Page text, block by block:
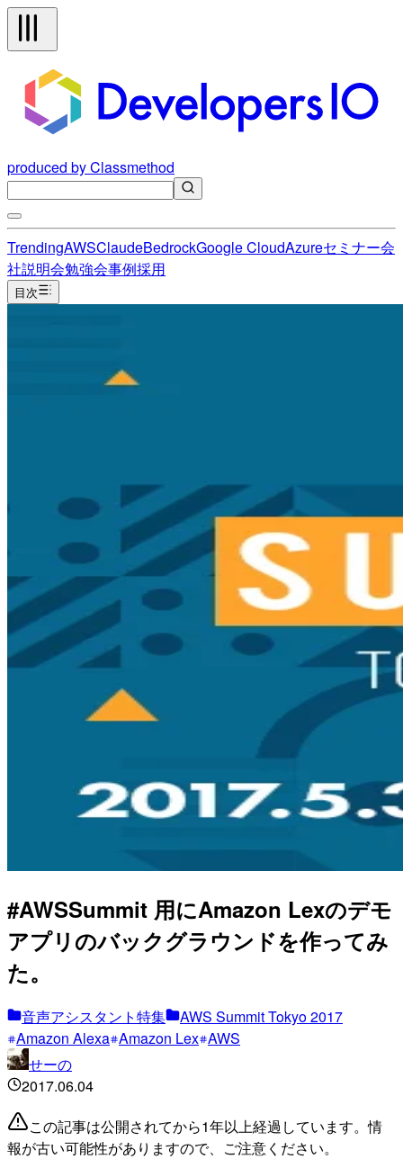
produced by Classmethod
TrendingAWSClaudeBedrockGoogle CloudAzureセミナー会
社説明会勉強会事例採用
目次
#AWSSummit 用にAmazon Lexのデモ
アプリのバックグラウンドを作ってみ
た。
音声アシスタント特集
AWS Summit Tokyo 2017
Amazon Alexa Amazon Lex AWS
せーの
2017.06.04
この記事は公開されてから1年以上経過しています。情
報が古い可能性がありますので、ご注意ください。